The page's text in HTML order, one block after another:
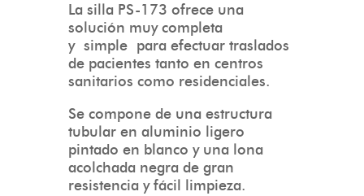
La silla PS-173 ofrece una
solución muy completa
y simple para efectuar traslados
de pacientes tanto en centros
sanitarios como residenciales.
Se compone de una estructura
tubular en aluminio ligero
pintado en blanco y una lona
acolchada negra de gran
resistencia y fácil limpieza.